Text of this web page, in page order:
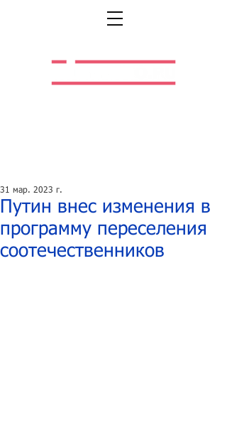
Путин внес изменения в
программу переселения
соотечественников
31 мар. 2023 г.